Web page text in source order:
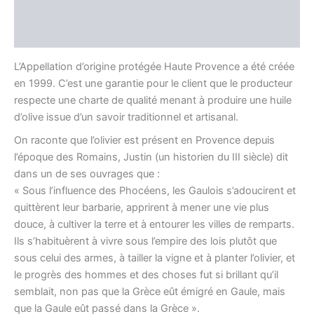
L’Appellation d’origine protégée Haute Provence a été créée
en 1999. C’est une garantie pour le client que le producteur
respecte une charte de qualité menant à produire une huile
d’olive issue d’un savoir traditionnel et artisanal.
On raconte que l’olivier est présent en Provence depuis
l’époque des Romains, Justin (un historien du III siècle) dit
dans un de ses ouvrages que :
« Sous l’influence des Phocéens, les Gaulois s’adoucirent et
quittèrent leur barbarie, apprirent à mener une vie plus
douce, à cultiver la terre et à entourer les villes de remparts.
Ils s’habituèrent à vivre sous l’empire des lois plutôt que
sous celui des armes, à tailler la vigne et à planter l’olivier, et
le progrès des hommes et des choses fut si brillant qu’il
semblait, non pas que la Grèce eût émigré en Gaule, mais
que la Gaule eût passé dans la Grèce ».